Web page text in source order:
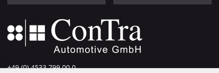
+49 (0) 4533 799 00 0